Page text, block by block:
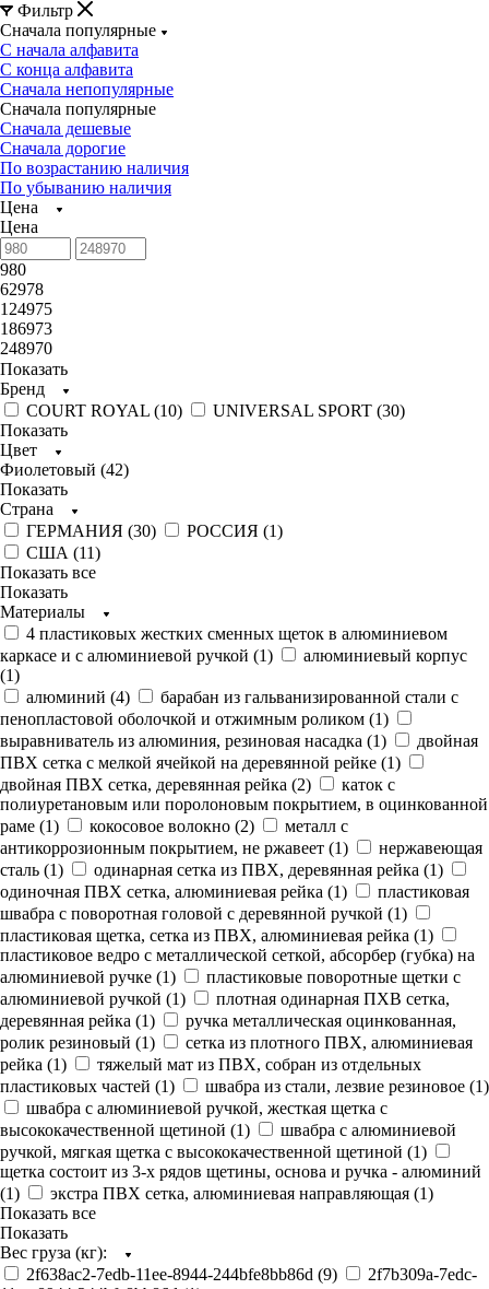
Фильтр
Сначала популярные
С начала алфавита
С конца алфавита
Сначала непопулярные
Сначала популярные
Сначала дешевые
Сначала дорогие
По возрастанию наличия
По убыванию наличия
Цена
Цена
980
62978
124975
186973
248970
Показать
Бренд
COURT ROYAL (10) UNIVERSAL SPORT (30)
Показать
Цвет
Фиолетовый (42)
Показать
Страна
ГЕРМАНИЯ (30) РОССИЯ (1)
США (11)
Показать все
Показать
Материалы
4 пластиковых жестких сменных щеток в алюминиевом
каркасе и с алюминиевой ручкой (1)
алюминиевый корпус
(1)
алюминий (4)
барабан из гальванизированной стали с
пенопластовой оболочкой и отжимным роликом (1)
выравниватель из алюминия, резиновая насадка (1)
двойная
ПВХ сетка с мелкой ячейкой на деревянной рейке (1)
двойная ПВХ сетка, деревянная рейка (2)
каток с
полиуретановым или поролоновым покрытием, в оцинкованной
раме (1) кокосовое волокно (2)
металл с
антикоррозионным покрытием, не ржавеет (1)
нержавеющая
сталь (1) одинарная сетка из ПВХ, деревянная рейка (1)
одиночная ПВХ сетка, алюминиевая рейка (1)
пластиковая
швабра с поворотная головой с деревянной ручкой (1)
пластиковая щетка, сетка из ПВХ, алюминиевая рейка (1)
пластиковое ведро с металлической сеткой, абсорбер (губка) на
алюминиевой ручке (1)
пластиковые поворотные щетки с
алюминиевой ручкой (1)
плотная одинарная ПХВ сетка,
деревянная рейка (1)
ручка металлическая оцинкованная,
ролик резиновый (1)
сетка из плотного ПВХ, алюминиевая
рейка (1)
тяжелый мат из ПВХ, собран из отдельных
пластиковых частей (1) швабра из стали, лезвие резиновое (1)
швабра с алюминиевой ручкой, жесткая щетка с
высококачественной щетиной (1)
швабра с алюминиевой
ручкой, мягкая щетка с высококачественной щетиной (1)
щетка состоит из 3-х рядов щетины, основа и ручка - алюминий
(1) экстра ПВХ сетка, алюминиевая направляющая (1)
Показать все
Показать
Вес груза (кг):
2f638ac2-7edb-11ee-8944-244bfe8bb86d (9)
2f7b309a-7edc-